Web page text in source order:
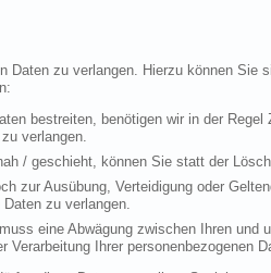
zu verlangen. Hierzu können
bestreiten, benötigen wir in der
verlangen.
/ geschieht, können Sie statt der
zur Ausübung, Verteidigung oder
zu verlangen.
eine Abwägung zwischen Ihren
Ihrer personenbezogenen